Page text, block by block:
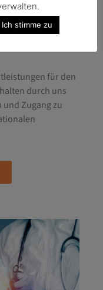
für den
durch uns
Zugang zu
Ich stimme zu